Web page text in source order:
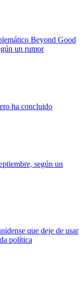
Beyond Good
un rumor
ha concluido
según un
que deje de usar
política